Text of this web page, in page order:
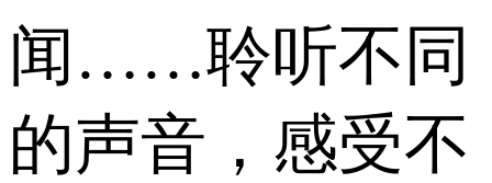
闻……聆听不同
的声音，感受不